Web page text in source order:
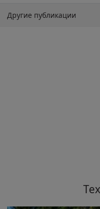
Другие публикации